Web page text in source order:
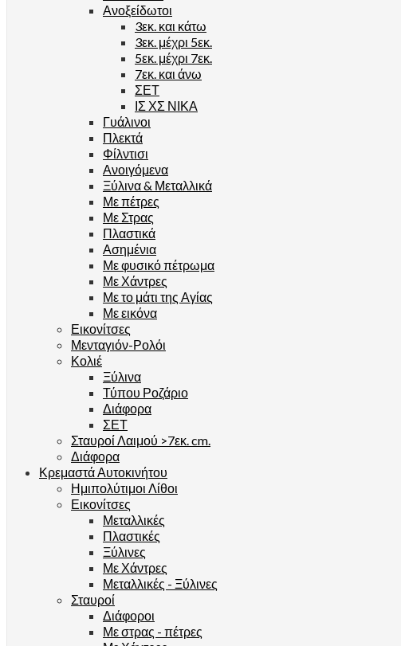
Ανοξείδωτοι
3εκ. και κάτω
3εκ. μέχρι 5εκ.
5εκ. μέχρι 7εκ.
7εκ. και άνω
ΣΕΤ
ΙΣ ΧΣ ΝΙΚΑ
Γυάλινοι
Πλεκτά
Φίλντισι
Ανοιγόμενα
Ξύλινα & Μεταλλικά
Με πέτρες
Με Στρας
Πλαστικά
Ασημένια
Με φυσικό πέτρωμα
Με Χάντρες
Με το μάτι της Αγίας
Με εικόνα
Εικονίτσες
Μενταγιόν-Ρολόι
Κολιέ
Ξύλινα
Τύπου Ροζάριο
Διάφορα
ΣΕΤ
Σταυροί Λαιμού >7εκ. cm.
Διάφορα
Κρεμαστά Αυτοκινήτου
Ημιπολύτιμοι Λίθοι
Εικονίτσες
Μεταλλικές
Πλαστικές
Ξύλινες
Με Χάντρες
Μεταλλικές - Ξύλινες
Σταυροί
Διάφοροι
Με στρας - πέτρες